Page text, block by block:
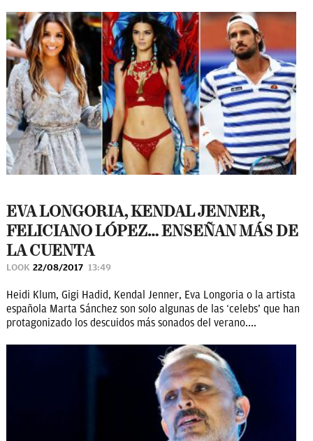
EVA LONGORIA, KENDAL JENNER,
FELICIANO LÓPEZ… ENSEÑAN MÁS DE
LA CUENTA
LOOK 22/08/2017 13:49
Heidi Klum, Gigi Hadid, Kendal Jenner, Eva Longoria o la artista
española Marta Sánchez son solo algunas de las ‘celebs’ que han
protagonizado los descuidos más sonados del verano....